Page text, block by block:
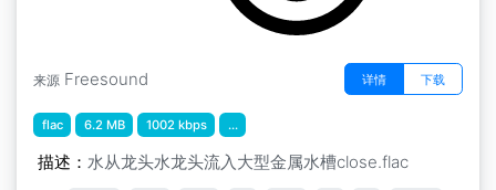
来源 Freesound 详情 下载
flac 6.2 MB 1002 kbps ...
描述： 水从龙头水龙头流入大型金属水槽close.flac